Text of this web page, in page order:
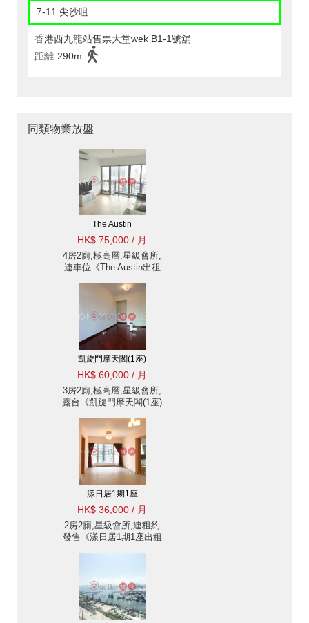
7-11 尖沙咀
香港西九龍站售票大堂wek B1-1號舖
距離 290m
同類物業放盤
The Austin
HK$ 75,000 / 月
4房2廁,極高層,星級會所,
連車位《The Austin出租
凱旋門摩天閣(1座)
HK$ 60,000 / 月
3房2廁,極高層,星級會所,
露台《凱旋門摩天閣(1座)
漾日居1期1座
HK$ 36,000 / 月
2房2廁,星級會所,連租約
發售《漾日居1期1座出租